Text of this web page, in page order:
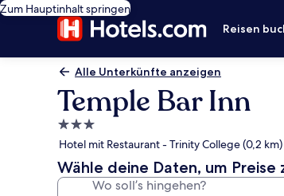
Zum Hauptinhalt springen
Reisen
Alle Unterkünfte anzeigen
Temple Bar Inn
3.0-
Sterne-
Unterkunft
Hotel mit Restaurant - Trinity College (0,2 km)
Wähle deine Daten, um Preise
Wo soll’s hingehen?